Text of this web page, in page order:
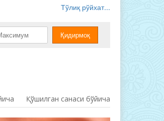
Тўлиқ рўйхат...
Қўшилган санаси бўйича